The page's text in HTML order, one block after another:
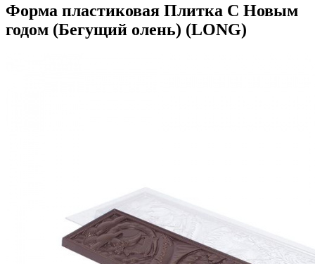
Форма пластиковая Плитка С Новым
годом (Бегущий олень) (LONG)